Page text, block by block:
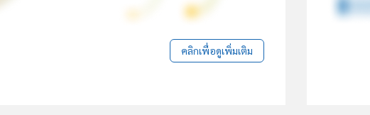
คลิกเพื่อดูเพิ่มเติม